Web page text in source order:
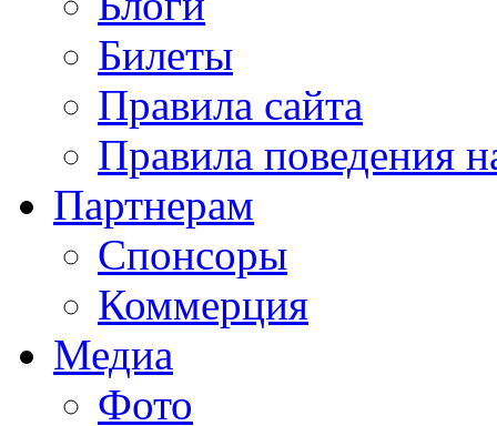
Билеты
Правила сайта
Правила поведения
Партнерам
Спонсоры
Коммерция
Медиа
Фото